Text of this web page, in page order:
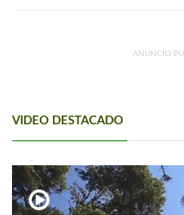
ANUNCIO
VIDEO DESTACADO